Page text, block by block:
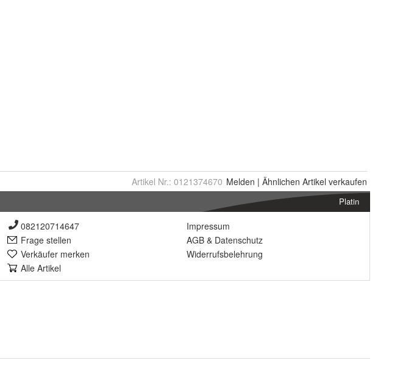
Artikel Nr.: 0121374670 Melden | Ähnlichen Artikel verkaufen
Platin
082120714647
Frage stellen
Verkäufer merken
Alle Artikel
Impressum
AGB & Datenschutz
Widerrufsbelehrung